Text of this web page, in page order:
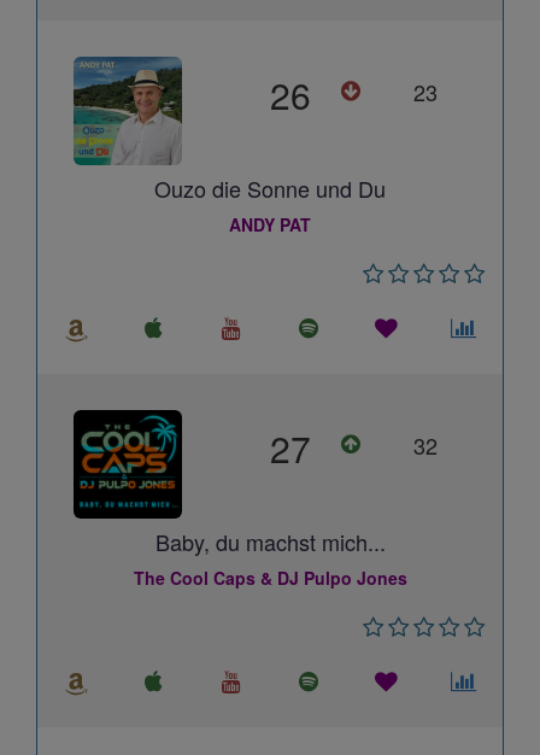
26 23
Ouzo die Sonne und Du
ANDY PAT
27 32
Baby, du machst mich...
The Cool Caps & DJ Pulpo Jones